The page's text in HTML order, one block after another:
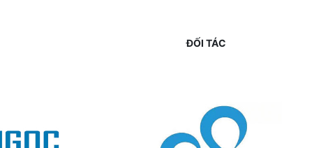
ĐỐI TÁC